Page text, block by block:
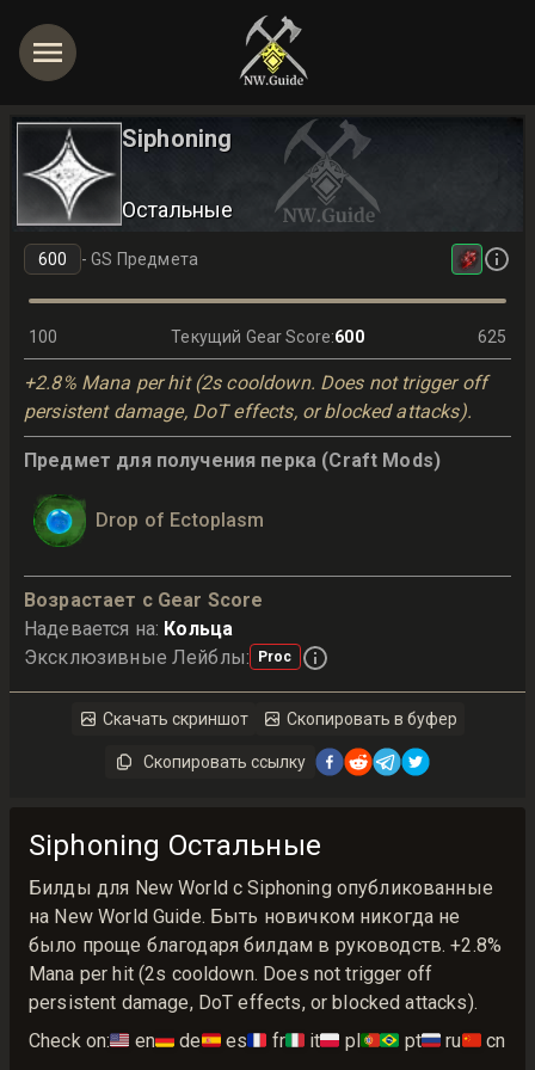
Siphoning
Остальные
-GS Предмета
100 Текущий Gear Score:600 625
+2.8% Mana per hit (2s cooldown. Does not trigger off
persistent damage, DoT effects, or blocked attacks).
Предмет для получения перка (Craft Mods)
Drop of Ectoplasm
Возрастает с Gear Score
Надевается на: Кольца
Эксклюзивные Лейблы: Proc
Скачать скриншот Скопировать в буфер
Скопировать ссылку
Siphoning Остальные
Билды для New World с Siphoning опубликованные
на New World Guide. Быть новичком никогда не
было проще благодаря билдам в руководств. +2.8%
Mana per hit (2s cooldown. Does not trigger off
persistent damage, DoT effects, or blocked attacks).
Check on:🇺🇸 en🇩🇪 de🇪🇸 es🇫🇷 fr🇮🇹 it🇵🇱 pl🇵🇹🇧🇷 pt🇷🇺 ru🇨🇳 cn